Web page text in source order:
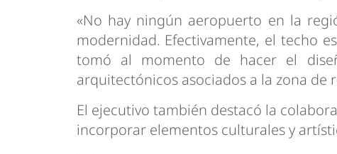
«No hay ningún aeropuerto en la
modernidad. Efectivamente, el techo
tomó al momento de hacer el
arquitectónicos asociados a la zona de
El ejecutivo también destacó la
incorporar elementos culturales y